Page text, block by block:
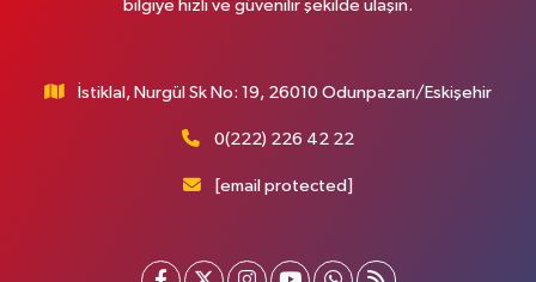
bilgiye hızlı ve güvenilir şekilde ulaşın.
İstiklal, Nurgül Sk No: 19, 26010 Odunpazarı/Eskişehir
0(222) 226 42 22
[email protected]